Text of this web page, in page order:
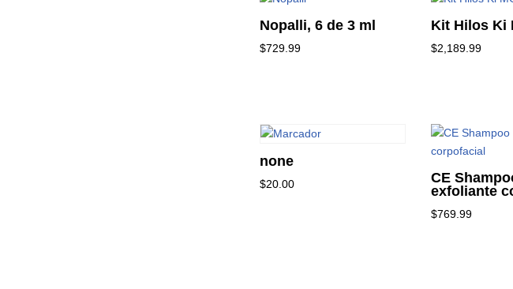
Nopalli, 6 de 3 ml
$729.99
Kit Hilos Ki
$2,189.99
none
$20.00
CE
exfoliante
$769.99